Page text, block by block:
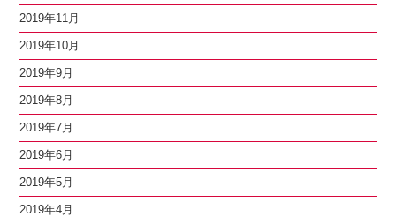
2019年11月
2019年10月
2019年9月
2019年8月
2019年7月
2019年6月
2019年5月
2019年4月